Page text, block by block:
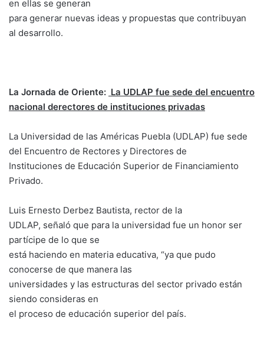
en ellas se generan
para generar nuevas ideas y propuestas que contribuyan
al desarrollo.
La Jornada de Oriente: La UDLAP fue sede del encuentro
nacional derectores de instituciones privadas
La Universidad de las Américas Puebla (UDLAP) fue sede
del Encuentro de Rectores y Directores de
Instituciones de Educación Superior de Financiamiento
Privado.
Luis Ernesto Derbez Bautista, rector de la
UDLAP, señaló que para la universidad fue un honor ser
partícipe de lo que se
está haciendo en materia educativa, “ya que pudo
conocerse de que manera las
universidades y las estructuras del sector privado están
siendo consideras en
el proceso de educación superior del país.